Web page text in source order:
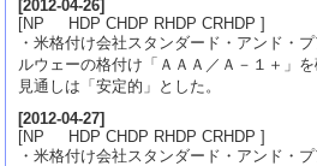
[2012-04-26]
[NP HDP CHDP RHDP CRHDP ]
・米格付け会社スタンダード・アンド・
ルウェーの格付け「ＡＡＡ／Ａ－１＋」
見通しは「安定的」とした。
[2012-04-27]
[NP HDP CHDP RHDP CRHDP ]
・米格付け会社スタンダード・アンド・